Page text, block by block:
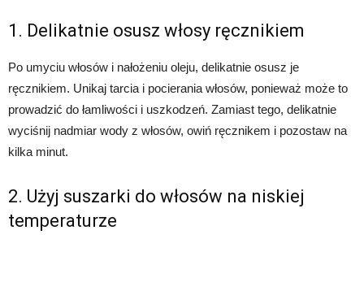
1. Delikatnie osusz włosy ręcznikiem
Po umyciu włosów i nałożeniu oleju, delikatnie osusz je
ręcznikiem. Unikaj tarcia i pocierania włosów, ponieważ może to
prowadzić do łamliwości i uszkodzeń. Zamiast tego, delikatnie
wyciśnij nadmiar wody z włosów, owiń ręcznikem i pozostaw na
kilka minut.
2. Użyj suszarki do włosów na niskiej
temperaturze